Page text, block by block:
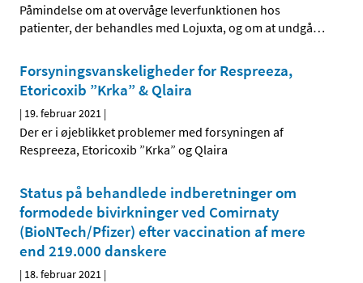
Påmindelse om at overvåge leverfunktionen hos
patienter, der behandles med Lojuxta, og om at undgå…
Forsyningsvanskeligheder for Respreeza,
Etoricoxib ”Krka” & Qlaira
| 19. februar 2021 |
Der er i øjeblikket problemer med forsyningen af
Respreeza, Etoricoxib ”Krka” og Qlaira
Status på behandlede indberetninger om
formodede bivirkninger ved Comirnaty
(BioNTech/Pfizer) efter vaccination af mere
end 219.000 danskere
| 18. februar 2021 |